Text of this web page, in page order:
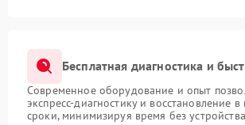
Бесплатная диагностика и
Современное оборудование и опыт
экспресс-диагностику и восстановление
сроки, минимизируя время без устройства